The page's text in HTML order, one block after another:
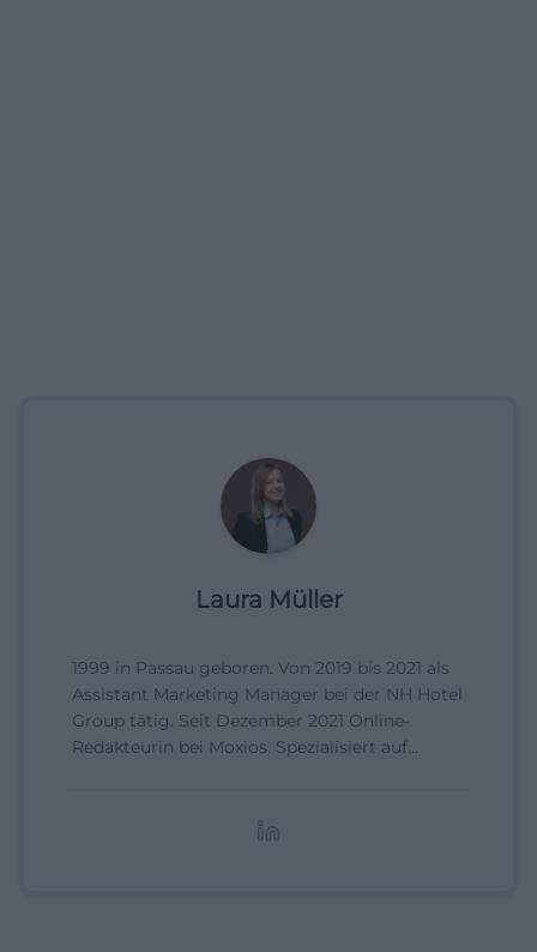
Laura Müller
1999 in Passau geboren. Von 2019 bis 2021 als
Assistant Marketing Manager bei der NH Hotel
Group tätig. Seit Dezember 2021 Online-
Redakteurin bei Moxios. Spezialisiert auf